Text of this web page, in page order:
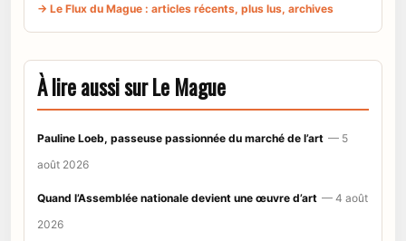
→ Le Flux du Mague : articles récents, plus lus, archives
À lire aussi sur Le Mague
Pauline Loeb, passeuse passionnée du marché de l’art — 5
août 2026
Quand l’Assemblée nationale devient une œuvre d’art — 4 août
2026